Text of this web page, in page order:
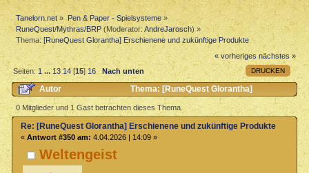
Tanelorn.net » Pen & Paper - Spielsysteme»
RuneQuest/Mythras/BRP (Moderator:AndreJarosch) »
Thema:[RuneQuest Glorantha] Erschienene und zukünftige Produkte
« vorheriges nächstes »
DRUCKEN
Seiten:1 ...13 14 [15]16 Nach unten
Autor
Thema: [RuneQuest Glorantha]
Erschienene und zukünftige Produkte (Gelesen 89843 mal)
0 Mitglieder und 1 Gast betrachten dieses Thema.
Weltengeist
Re: [RuneQuest Glorantha] Erschienene und zukünftige Produkte
« Antwort #350 am: 4.04.2026 | 14:09 »